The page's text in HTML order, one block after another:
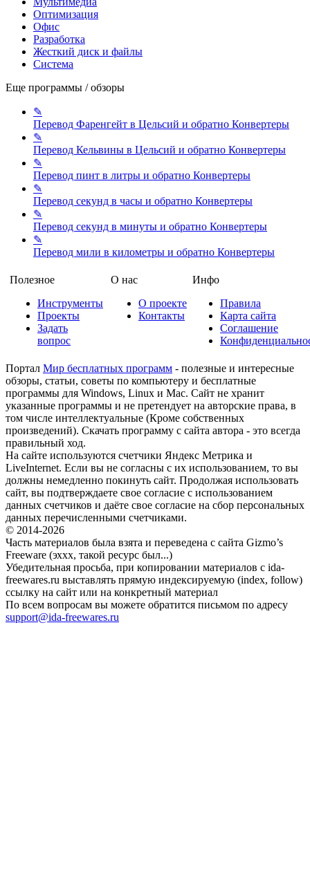
Оптимизация
Офис
Разработка
Жесткий диск и файлы
Система
Еще программы / обзоры
✎
Перевод Фаренгейт в Цельсий и обратно Конвертеры
✎
Перевод Кельвины в Цельсий и обратно Конвертеры
✎
Перевод пинт в литры и обратно Конвертеры
✎
Перевод секунд в часы и обратно Конвертеры
✎
Перевод секунд в минуты и обратно Конвертеры
✎
Перевод мили в километры и обратно Конвертеры
Полезное
Инструменты
Проекты
Задать
вопрос
О нас
О проекте
Контакты
Инфо
Правила
Карта сайта
Соглашение
Портал Мир бесплатных программ - полезные и интересные
обзоры, статьи, советы по компьютеру и бесплатные
программы для Windows, Linux и Mac. Сайт не хранит
указанные программы и не претендует на авторские права, в
том числе интеллектуальные (Кроме собственных
произведений). Скачать программу с сайта автора - это всегда
правильный ход.
На сайте используются счетчики Яндекс Метрика и
LiveInternet. Если вы не согласны с их использованием, то вы
должны немедленно покинуть сайт. Продолжая использовать
сайт, вы подтверждаете свое согласие с использованием
данных счетчиков и даёте свое согласие на сбор персональных
данных перечисленными счетчиками.
© 2014-2026
Часть материалов была взята и переведена с сайта Gizmo’s
Freeware (эххх, такой ресурс был...)
Убедительная просьба, при копировании материалов с ida-
freewares.ru выставлять прямую индексируемую (index, follow)
ссылку на сайт или на конкретный материал
По всем вопросам вы можете обратится письмом по адресу
support@ida-freewares.ru